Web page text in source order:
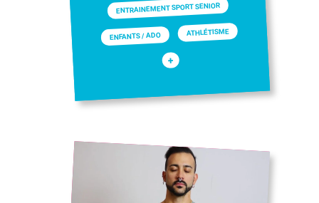
ENTRAINEMENT SPORT SENIOR
ENFANTS / ADO ATHLÉTISME
+